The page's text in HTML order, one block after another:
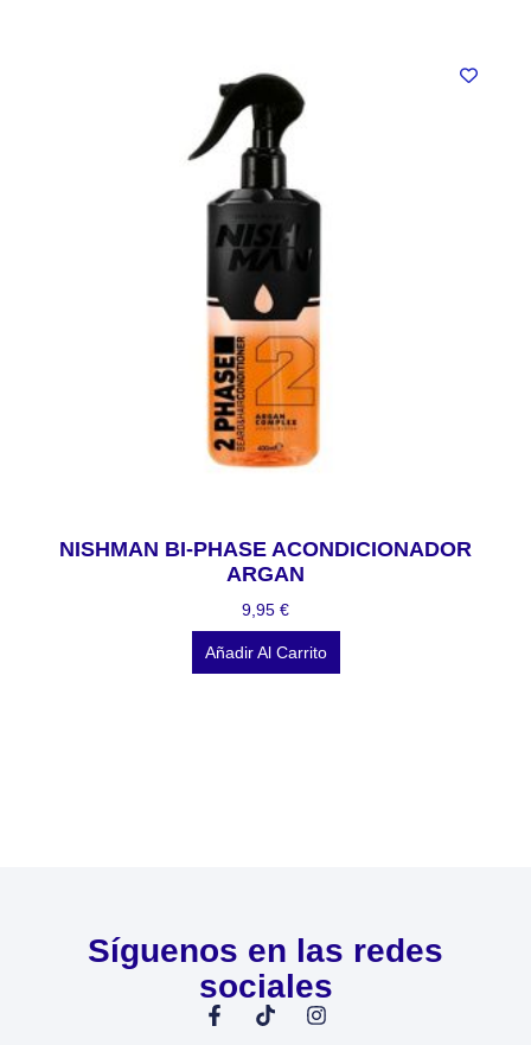
NISHMAN BI-PHASE ACONDICIONADOR
ARGAN
9,95 €
Añadir Al Carrito
Síguenos en las redes
sociales